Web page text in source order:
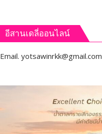
อีสานเดลี่ออนไลน์
Email. yotsawinrkk@gmail.com